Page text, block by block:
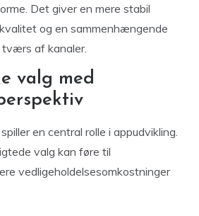
Det giver en mere stabil
og en sammenhængende
tværs af kanaler.
valg med
en central rolle i appudvikling.
valg kan føre til
vedligeholdelsesomkostninger